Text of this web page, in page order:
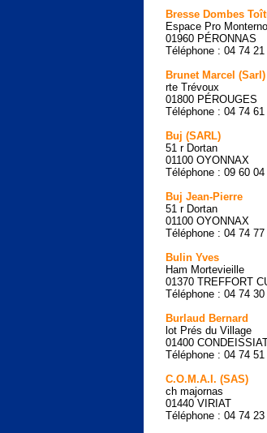
Bresse Dombes
Espace Pro
01960 PÉRONNAS
Téléphone : 04 74 21
Brunet Marcel (Sarl)
rte Trévoux
01800 PÉROUGES
Téléphone : 04 74 61
Buj (SARL)
51 r Dortan
01100 OYONNAX
Téléphone : 09 60 04
Buj Jean-Pierre
51 r Dortan
01100 OYONNAX
Téléphone : 04 74 77
Bulin Yves
Ham Mortevieille
01370 TREFFORT
Téléphone : 04 74 30
Burlaud Bernard
lot Prés du Village
01400
Téléphone : 04 74 51
C.O.M.A.I. (SAS)
ch majornas
01440 VIRIAT
Téléphone : 04 74 23